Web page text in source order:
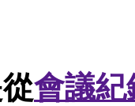
會議紀